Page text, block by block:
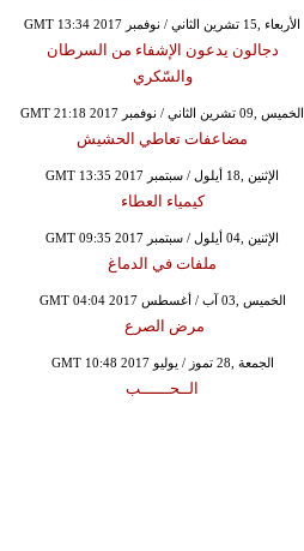
GMT 13:34 2017 الأربعاء ,15 تشرين الثاني / نوفمبر
دجالون يدعون الإشفاء من السرطان
والسّكري
GMT 21:18 2017 الخميس ,09 تشرين الثاني / نوفمبر
مضاعفات تعاطي الحشيش
GMT 13:35 2017 الإثنين ,18 أيلول / سبتمبر
كيمياء العطاء
GMT 09:35 2017 الإثنين ,04 أيلول / سبتمبر
ملفات في الدماغ
GMT 04:04 2017 الخميس ,03 آب / أغسطس
مرض الصرع
GMT 10:48 2017 الجمعة ,28 تموز / يوليو
الــحــــــب